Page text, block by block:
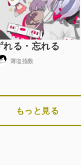
れる・忘れる
薄塩指数
もっと見る